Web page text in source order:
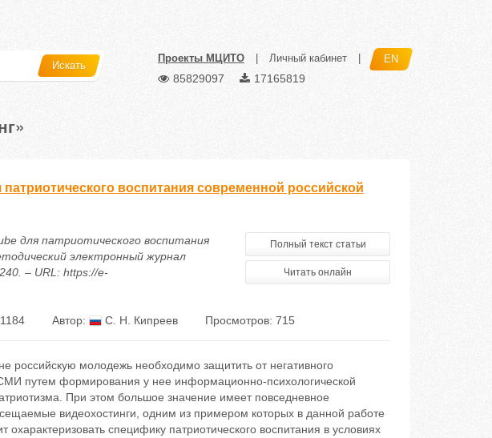
Искать
Проекты МЦИТО Личный кабинет EN
85829097 17165819
воспитания современной российской
для патриотического воспитания
электронный журнал
– URL: https://e-
Полный текст статьи
Читать онлайн
Автор: С. Н. Кипреев Просмотров: 715
молодежь необходимо защитить от негативного
путем формирования у нее информационно-психологической
При этом большое значение имеет повседневное
видеохостинги, одним из примером которых в данной работе
специфику патриотического воспитания в условиях